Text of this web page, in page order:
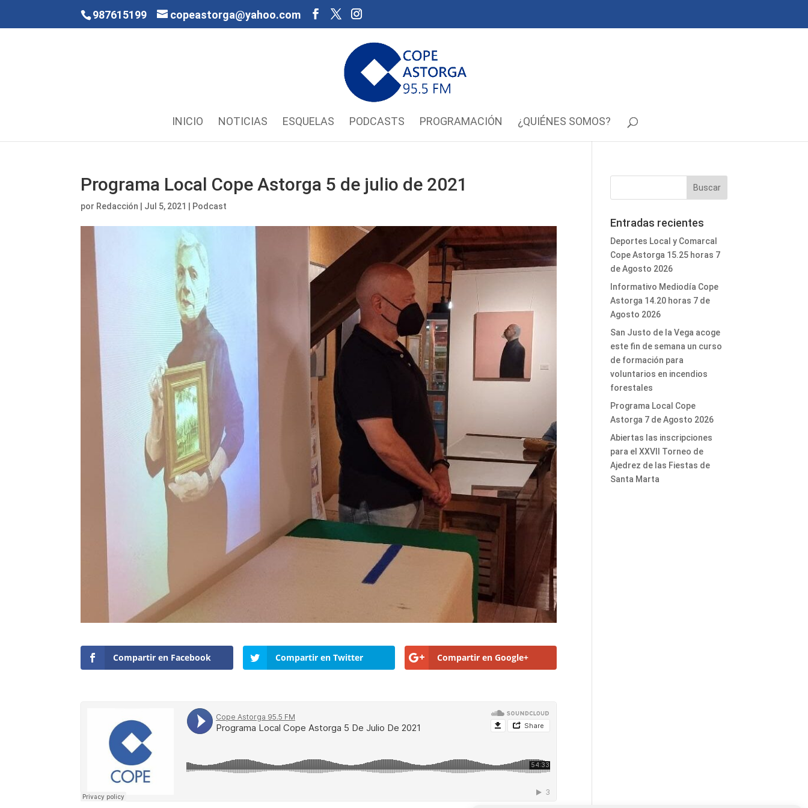
987615199 copeastorga@yahoo.com
INICIO NOTICIAS ESQUELAS PODCASTS PROGRAMACIÓN ¿QUIÉNES SOMOS?
Programa Local Cope Astorga 5 de julio de 2021
por Redacción Jul 5, 2021 Podcast
Compartir en Facebook Compartir en Twitter Compartir en Google+
Entradas recientes
Deportes Local y Comarcal
Cope Astorga 15.25 horas 7
de Agosto 2026
Informativo Mediodía Cope
Astorga 14.20 horas 7 de
Agosto 2026
San Justo de la Vega acoge
este fin de semana un curso
de formación para
voluntarios en incendios
forestales
Programa Local Cope
Astorga 7 de Agosto 2026
Abiertas las inscripciones
para el XXVII Torneo de
Ajedrez de las Fiestas de
Santa Marta